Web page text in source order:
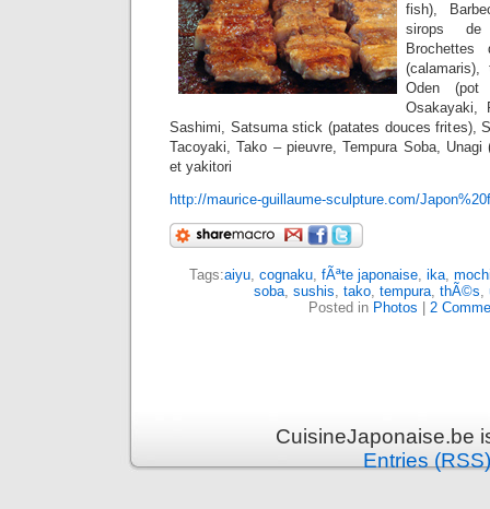
fish),
sirops
Oden (pot
Osakayaki,
Sashimi, Satsuma stick (patates douces frites),
Tacoyaki, Tako – pieuvre, Tempura Soba, Unagi
et yakitori
http://maurice-guillaume-sculpture.com/
Tags:aiyu, cognaku, fÃªte japonaise, ika,
soba, sushis, tako, tempura, thÃ©s,
Posted in Photos 2
CuisineJaponaise.be
Entries (RSS)